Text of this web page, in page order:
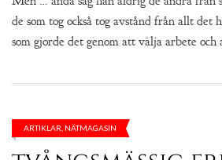
de som tog också tog avstånd från allt det
som gjorde det genom att välja arbete och
ARTIKLAR NÄTMAGASIN